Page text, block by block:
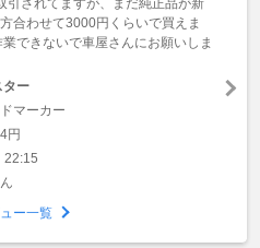
合わせて3000円くらいで買えま
できないで車屋さんにお願いしま
ター
マーカー
円
22:15
ー一覧